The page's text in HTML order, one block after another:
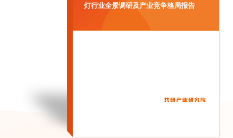
灯行业全景调研及产业竞争格局报告